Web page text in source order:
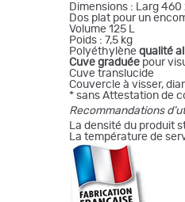
Dimensions : Larg
Dos plat pour un
Volume 125 L
Poids : 7,5 kg
Polyéthylène qualité
Cuve graduée pour
Cuve translucide
Couvercle à visser,
* sans Attestation de
Recommandations
La densité du produit
La température de